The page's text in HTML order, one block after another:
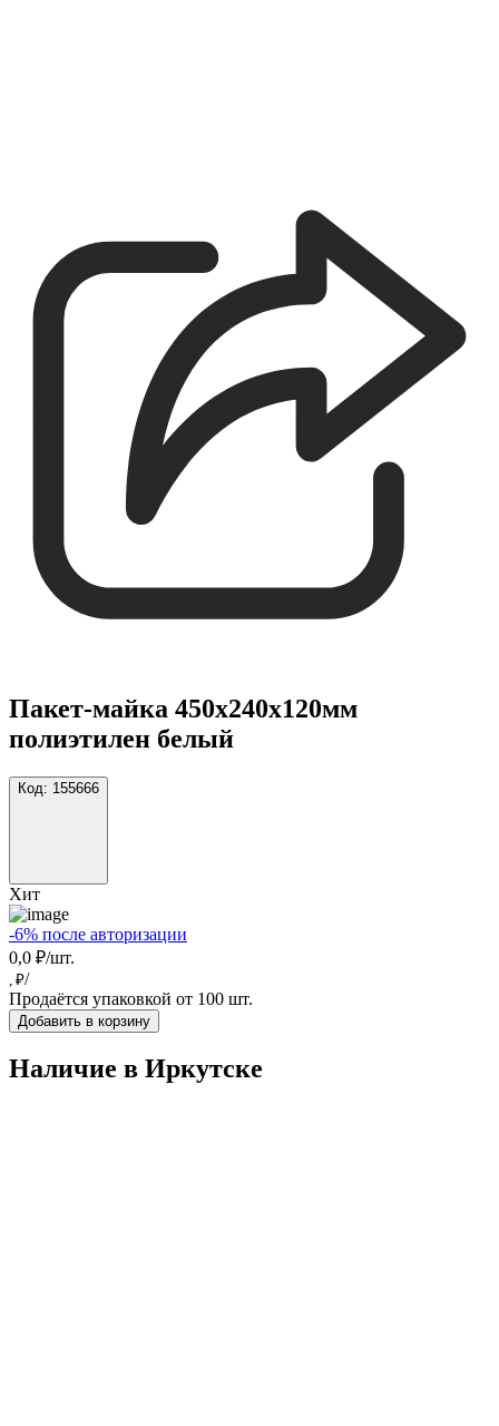
Пакет-майка 450х240х120мм
полиэтилен белый
Код: 155666
Хит
-6% после авторизации
0,0 ₽/шт.
, ₽/
Продаётся упаковкой от 100 шт.
Добавить в корзину
Наличие в Иркутскe